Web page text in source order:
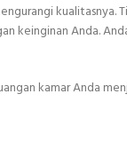
kualitasnya.
keinginan Anda.
kamar Anda